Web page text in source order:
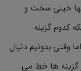
خیلی سخت و
کدوم گزینه
وقتی بدونیم دنبال
گزینه ها خط می